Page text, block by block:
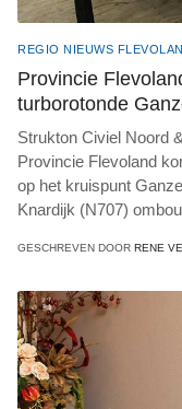
REGIO NIEUWS
Provincie
turborotonde
Strukton Civiel Noord
Provincie Flevoland
op het kruispunt
Knardijk (N707)
GESCHREVEN DOOR RENE